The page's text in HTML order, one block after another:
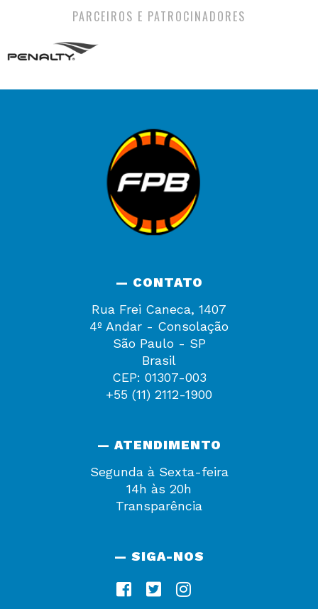
PARCEIROS E PATROCINADORES
— CONTATO
Rua Frei Caneca, 1407
4º Andar - Consolação
São Paulo - SP
Brasil
CEP: 01307-003
+55 (11) 2112-1900
— ATENDIMENTO
Segunda à Sexta-feira
14h às 20h
Transparência
— SIGA-NOS